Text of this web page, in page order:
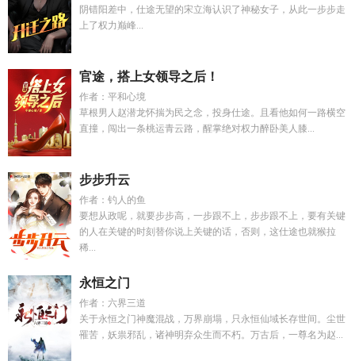
阴错阳差中，仕途无望的宋立海认识了神秘女子，从此一步步走
上了权力巅峰...
官途，搭上女领导之后！
作者：平和心境
草根男人赵潜龙怀揣为民之念，投身仕途。且看他如何一路横空
直撞，闯出一条桃运青云路，醒掌绝对权力醉卧美人膝...
步步升云
作者：钓人的鱼
要想从政呢，就要步步高，一步跟不上，步步跟不上，要有关键
的人在关键的时刻替你说上关键的话，否则，这仕途也就猴拉
稀...
永恒之门
作者：六界三道
关于永恒之门神魔混战，万界崩塌，只永恒仙域长存世间。尘世
罹苦，妖祟邪乱，诸神明弃众生而不朽。万古后，一尊名为赵...